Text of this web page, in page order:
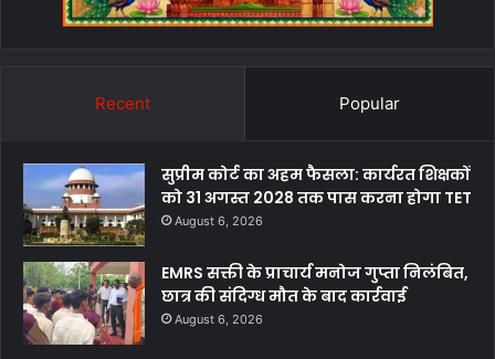
Recent Popular
सुप्रीम कोर्ट का अहम फैसला: कार्यरत शिक्षकों
को 31 अगस्त 2028 तक पास करना होगा TET
August 6, 2026
EMRS सक्ती के प्राचार्य मनोज गुप्ता निलंबित,
छात्र की संदिग्ध मौत के बाद कार्रवाई
August 6, 2026